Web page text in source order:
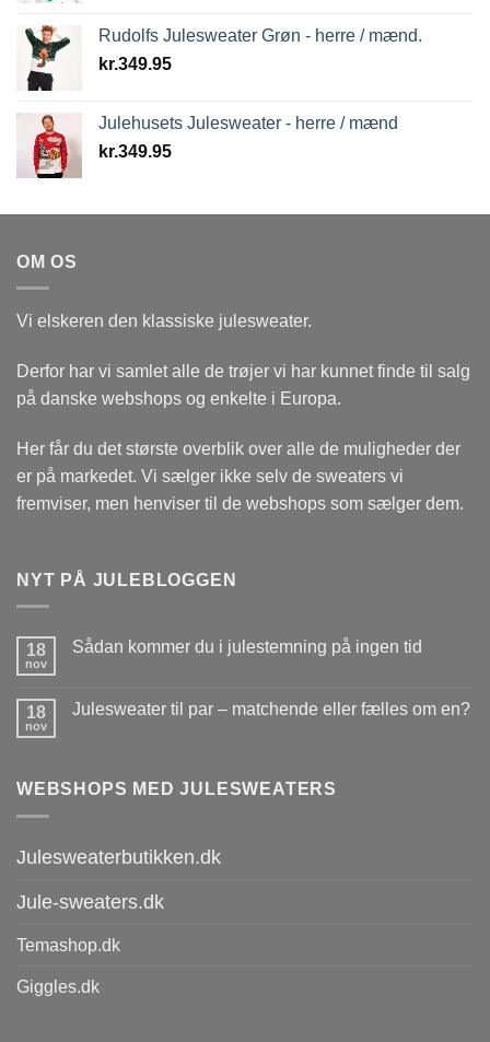
Rudolfs Julesweater Grøn - herre / mænd.
kr.349.95
Julehusets Julesweater - herre / mænd
kr.349.95
OM OS
Vi elskeren den klassiske julesweater.
Derfor har vi samlet alle de trøjer vi har kunnet finde til salg
på danske webshops og enkelte i Europa.
Her får du det største overblik over alle de muligheder der
er på markedet. Vi sælger ikke selv de sweaters vi
fremviser, men henviser til de webshops som sælger dem.
NYT PÅ JULEBLOGGEN
18
nov
Sådan kommer du i julestemning på ingen tid
18
nov
Julesweater til par – matchende eller fælles om en?
WEBSHOPS MED JULESWEATERS
Julesweaterbutikken.dk
Jule-sweaters.dk
Temashop.dk
Giggles.dk